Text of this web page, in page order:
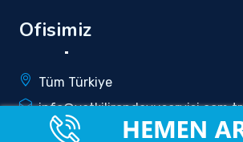
Ofisimiz
Tüm Türkiye
info@yetkilirandevuservisi.com.tr
0850 340 5196